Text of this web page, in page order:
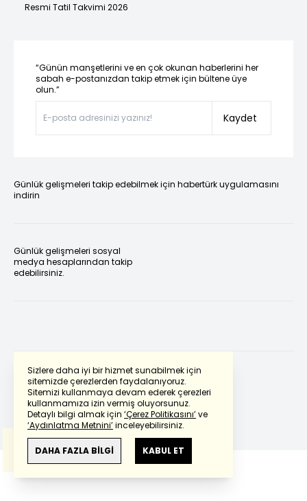
Sizlere daha iyi bir hizmet sunabilmek için
sitemizde çerezlerden faydalanıyoruz.
Sitemizi kullanmaya devam ederek çerezleri
kullanmamıza izin vermiş oluyorsunuz.
Detaylı bilgi almak için ‘Çerez Politikasını’ve
‘Aydınlatma Metnini’inceleyebilirsiniz.
DAHA FAZLA BİLGİ KABUL ET
Resmi Tatil Takvimi 2026
“Günün manşetlerini ve en çok okunan haberlerini her
sabah e-postanızdan takip etmek için bültene üye
olun.”
Kaydet
Günlük gelişmeleri takip edebilmek için habertürk uygulamasını
indirin
Günlük gelişmeleri sosyal
medya hesaplarından takip
edebilirsiniz.
Powered by Translate
Bu çevirideGoogle Transletekullanılmıştır.
Anlam ve çeviri hatalarından
haberturk.com
sorumlu değildir.